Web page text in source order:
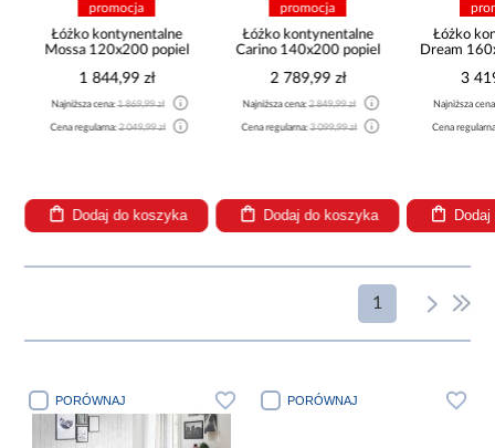
promocja
Łóżko kontynentalne
Mossa 120x200 popiel
1 844,99 zł
Najniższa cena:1 869,99 zł
Cena regularna:2 049,99 zł
Dodaj do koszyka
promocja
Łóżko kontynentalne
Carino 140x200 popiel
2 789,99 zł
Najniższa cena:2 849,99 zł
Cena regularna:3 099,99 zł
Dodaj do koszyka
Łóżko
Dream
3
Najniższa
Cena
1
PORÓWNAJ PORÓWNAJ